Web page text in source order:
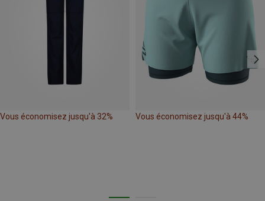
Vous économisez jusqu'à 32% Vous économisez jusqu'à 44%